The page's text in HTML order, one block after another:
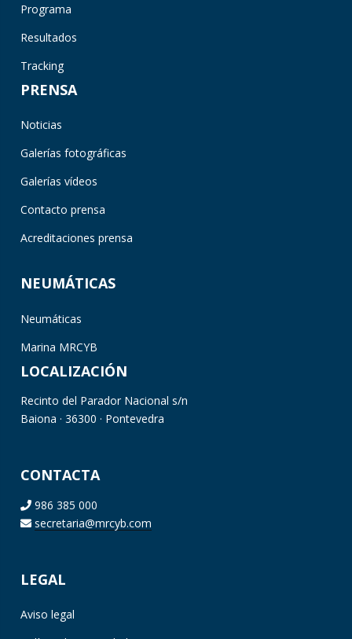
Programa
Resultados
Tracking
PRENSA
Noticias
Galerías fotográficas
Galerías vídeos
Contacto prensa
Acreditaciones prensa
NEUMÁTICAS
Neumáticas
Marina MRCYB
LOCALIZACIÓN
Recinto del Parador Nacional s/n
Baiona · 36300 · Pontevedra
CONTACTA
986 385 000
secretaria@mrcyb.com
LEGAL
Aviso legal